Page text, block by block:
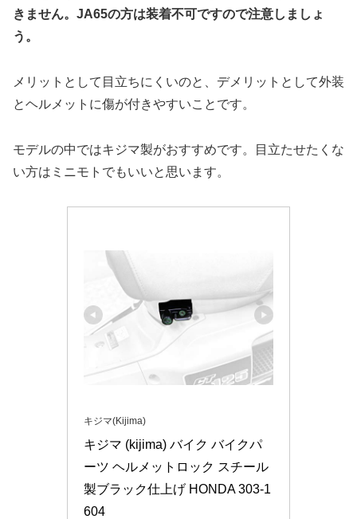
きません。JA65の方は装着不可ですので注意しましょ
う。
メリットとして目立ちにくいのと、デメリットとして外装
とヘルメットに傷が付きやすいことです。
モデルの中ではキジマ製がおすすめです。目立たせたくな
い方はミニモトでもいいと思います。
キジマ(Kijima)
キジマ (kijima) バイク バイクパ
ーツ ヘルメットロック スチール
製ブラック仕上げ HONDA 303-1
604